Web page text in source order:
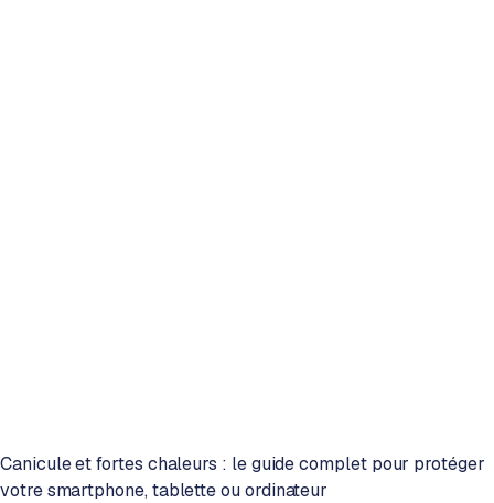
Canicule et fortes chaleurs : le guide complet pour protéger
votre smartphone, tablette ou ordinateur